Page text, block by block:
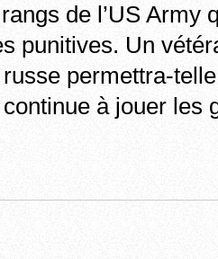
de l’US Army
punitives. Un
russe permettra-
à jouer les